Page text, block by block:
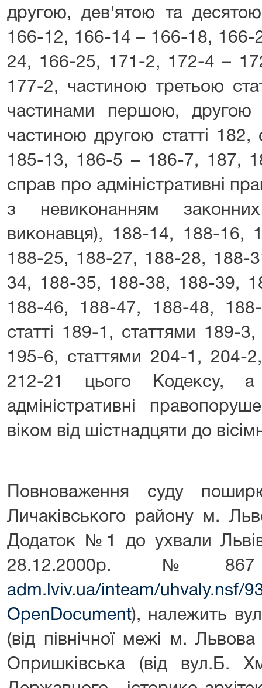
другою, дев'ятою та
166-12, 166-14 – 166-18,
24, 166-25, 171-2, 172-4 –
177-2, частиною третьою
частинами першою, другою
частиною другою статті
185-13, 186-5 – 186-7, 187,
справ про адміністративні
з невиконанням
виконавця), 188-14, 188-16,
188-25, 188-27, 188-28, 188-
34, 188-35, 188-38, 188-39,
188-46, 188-47, 188-48,
статті 189-1, статтями 189-
195-6, статтями 204-1, 204-
212-21 цього Кодексу,
адміністративні
віком від шістнадцяти до
Повноваження суду
Личаківського району м.
Додаток №1 до ухвали
28.12.2000р.
adm.lviv.ua/inteam/uhvaly.nsf/
OpenDocument), належить
(від північної межі м.
Опришківська (від вул.Б.